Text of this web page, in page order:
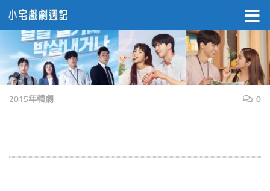
Skip to content
2015年韓劇 0